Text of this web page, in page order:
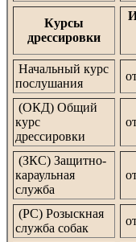
Курсы
дрессировки
Начальный курс
послушания
(ОКД) Общий
курс
дрессировки
(ЗКС) Защитно-
караульная
служба
(РС) Розыскная
служба собак